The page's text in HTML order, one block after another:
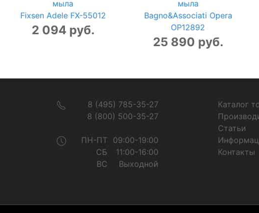
мыла
Fixsen Adele FX-55012
2 094 руб.
мыла
Bagno&Associati Opera
OP12892
25 890 руб.
8 (495) 785-35-27
8 (800) 500-35-27
ПН-ПТ
09:00-19:00
СБ
11:00-16:00
ВС
Выходной
Каталог
Статьи
Контакты